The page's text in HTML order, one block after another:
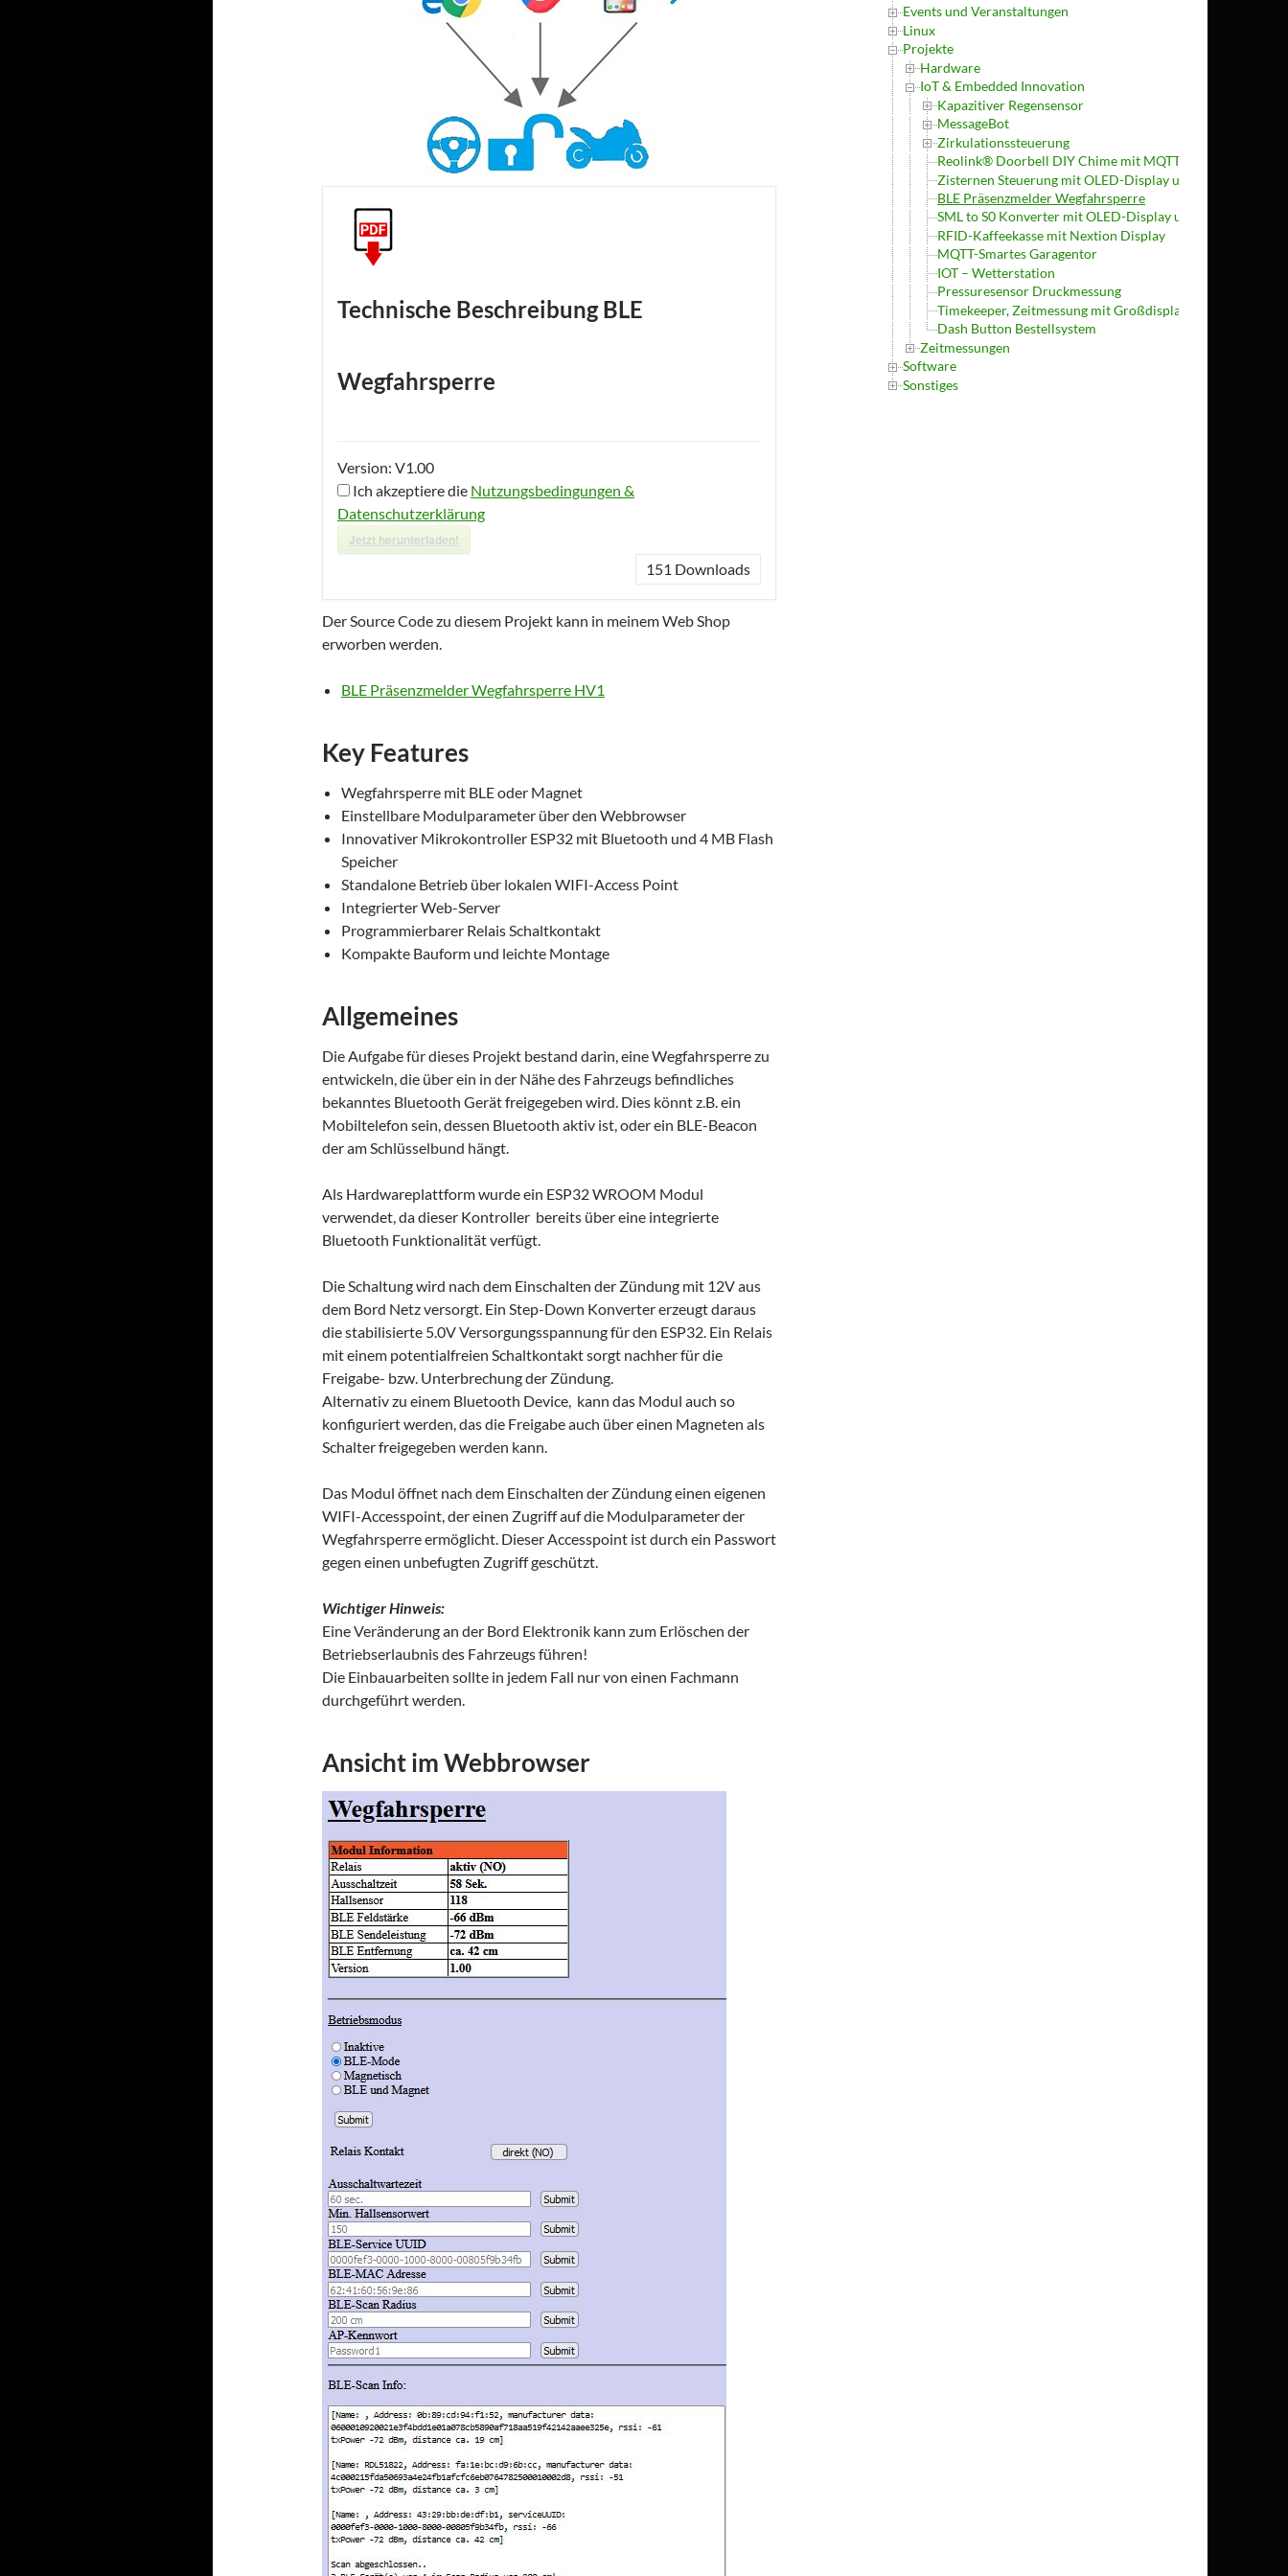
Technische Beschreibung BLE
Wegfahrsperre
Version: V1.00
Ich akzeptiere die Nutzungsbedingungen &
Datenschutzerklärung
Jetzt herunterladen!
151 Downloads
Der Source Code zu diesem Projekt kann in meinem Web Shop
erworben werden.
BLE Präsenzmelder Wegfahrsperre HV1
Key Features
Wegfahrsperre mit BLE oder Magnet
Einstellbare Modulparameter über den Webbrowser
Innovativer Mikrokontroller ESP32 mit Bluetooth und 4 MB Flash
Speicher
Standalone Betrieb über lokalen WIFI-Access Point
Integrierter Web-Server
Programmierbarer Relais Schaltkontakt
Kompakte Bauform und leichte Montage
Allgemeines
Die Aufgabe für dieses Projekt bestand darin, eine Wegfahrsperre zu
entwickeln, die über ein in der Nähe des Fahrzeugs befindliches
bekanntes Bluetooth Gerät freigegeben wird. Dies könnt z.B. ein
Mobiltelefon sein, dessen Bluetooth aktiv ist, oder ein BLE-Beacon
der am Schlüsselbund hängt.
Als Hardwareplattform wurde ein ESP32 WROOM Modul
verwendet, da dieser Kontroller bereits über eine integrierte
Bluetooth Funktionalität verfügt.
Die Schaltung wird nach dem Einschalten der Zündung mit 12V aus
dem Bord Netz versorgt. Ein Step-Down Konverter erzeugt daraus
die stabilisierte 5.0V Versorgungsspannung für den ESP32. Ein Relais
mit einem potentialfreien Schaltkontakt sorgt nachher für die
Freigabe- bzw. Unterbrechung der Zündung.
Alternativ zu einem Bluetooth Device, kann das Modul auch so
konfiguriert werden, das die Freigabe auch über einen Magneten als
Schalter freigegeben werden kann.
Das Modul öffnet nach dem Einschalten der Zündung einen eigenen
WIFI-Accesspoint, der einen Zugriff auf die Modulparameter der
Wegfahrsperre ermöglicht. Dieser Accesspoint ist durch ein Passwort
gegen einen unbefugten Zugriff geschützt.
Wichtiger Hinweis:
Eine Veränderung an der Bord Elektronik kann zum Erlöschen der
Betriebserlaubnis des Fahrzeugs führen!
Die Einbauarbeiten sollte in jedem Fall nur von einen Fachmann
durchgeführt werden.
Ansicht im Webbrowser
Events und Veranstaltungen
Linux
Projekte
Hardware
IoT & Embedded Innovation
Kapazitiver Regensensor
MessageBot
Zirkulationssteuerung
Reolink® Doorbell DIY Chime mit MQTT
Zisternen Steuerung mit OLED-Display und MQTT
BLE Präsenzmelder Wegfahrsperre
SML to S0 Konverter mit OLED-Display und MQTT
RFID-Kaffeekasse mit Nextion Display
MQTT-Smartes Garagentor
IOT – Wetterstation
Pressuresensor Druckmessung
Timekeeper, Zeitmessung mit Großdisplay und App
Dash Button Bestellsystem
Zeitmessungen
Software
Sonstiges